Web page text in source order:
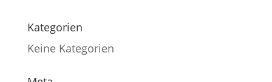
Kategorien
Keine Kategorien